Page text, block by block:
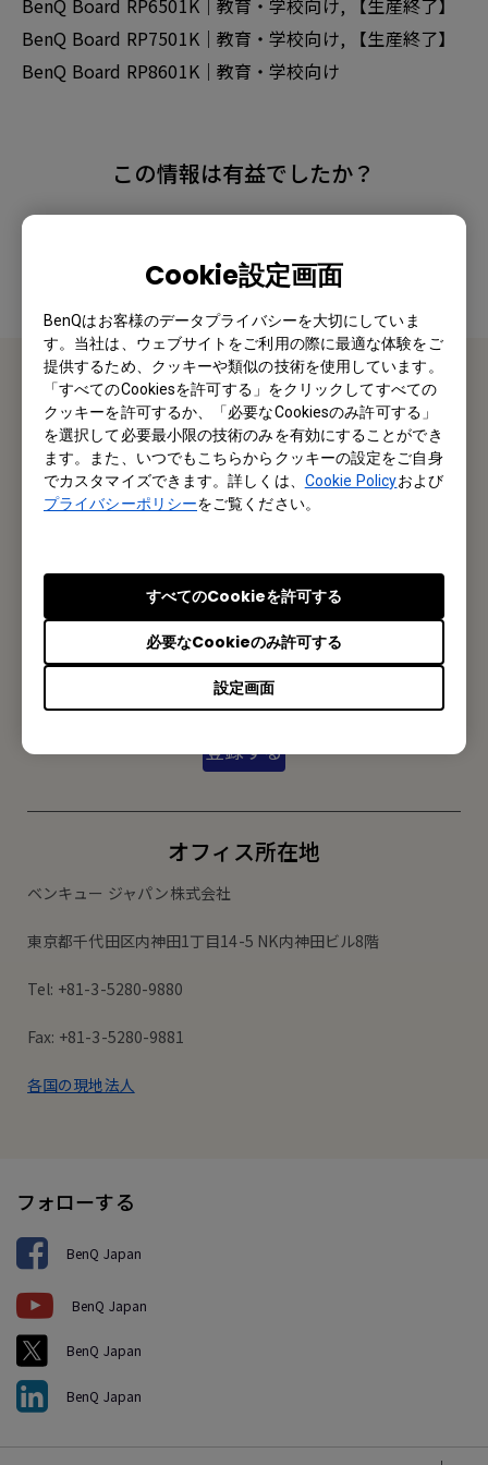
Cookie設定画面
BenQはお客様のデータプライバシーを大切にしていま
す。当社は、ウェブサイトをご利用の際に最適な体験をご
提供するため、クッキーや類似の技術を使用しています。
「すべてのCookiesを許可する」をクリックしてすべての
クッキーを許可するか、「必要なCookiesのみ許可する」
を選択して必要最小限の技術のみを有効にすることができ
ます。また、いつでもこちらからクッキーの設定をご自身
でカスタマイズできます。詳しくは、 Cookie Policyおよび
プライバシーポリシーをご覧ください。
設定画面
必要なCookieのみ許可する
すべてのCookieを許可する
BenQ Board RP7501K｜教育・学校向け, 【生産終了】
BenQ Board RP8601K｜教育・学校向け
この情報は有益でしたか？
お問い合わせ
私たちがお手伝いさせていただきます。
メルマガ登録
製品情報や活用事例、特典情報などを配信中です。
登録する
オフィス所在地
ベンキュー ジャパン株式会社
東京都千代田区内神田1丁目14-5 NK内神田ビル8階
Tel: +81-3-5280-9880
Fax: +81-3-5280-9881
各国の現地法人
フォローする
BenQ Japan
BenQ Japan
BenQ Japan
BenQ Japan